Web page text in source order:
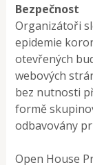
Bezpečnost
Organizátoři
epidemie
otevřených
webových
bez nutnosti
formě
odbavovány
Open House